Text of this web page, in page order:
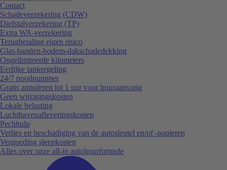
Contact
Schadeverzekering (CDW)
Diefstalverzekering (TP)
Extra WA-verzekering
Terugbetaling eigen risico
Glas-banden-bodem-dakschadedekking
Ongelimiteerde kilometers
Eerlijke tankregeling
24/7 noodnummer
Gratis annuleren tot 1 uur voor huuraanvang
Geen wijzigingskosten
Lokale belasting
Luchthavenafleveringskosten
Pechhulp
Verlies en beschadiging van de autosleutel en/of -papieren
Vergoeding sleepkosten
Alles over onze all-in autohuurformule